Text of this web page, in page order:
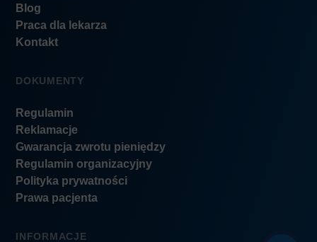
Blog
Praca dla lekarza
Kontakt
DOKUMENTY
Regulamin
Reklamacje
Gwarancja zwrotu pieniędzy
Regulamin organizacyjny
Polityka prywatności
Prawa pacjenta
INFORMACJE